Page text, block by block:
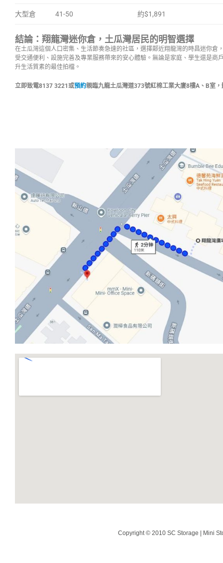
大型倉 41-50 約$1,891
結論：翔龍灣迷你倉，土瓜灣居民的明智選擇
在土瓜灣這個人口密集、生活節奏急速的社區，選擇鄰近翔龍灣的時昌迷你倉
受交通便利、設施完善及專業服務帶來的安心體驗。無論是家庭、學生還是商
升生活質素的最佳拍檔。
立即致電8137 3221或預約親臨九龍土瓜灣道373號紅棉工業大廈8樓A、B室
Copyright © 2010 SC Storage | Mini